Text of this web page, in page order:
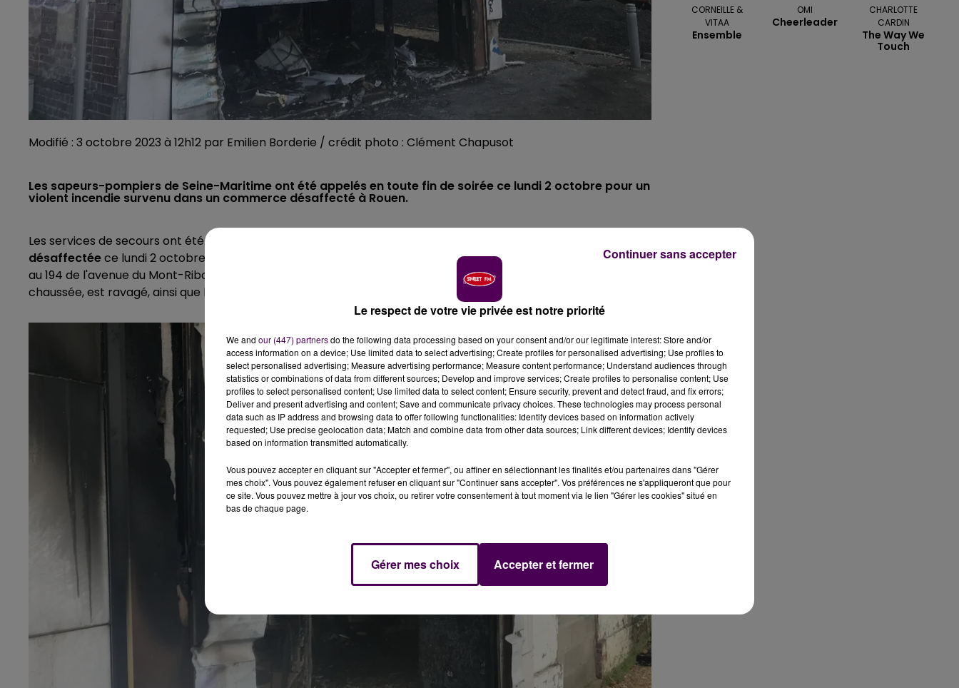
Modifié : 3 octobre 2023 à 12h12 par Emilien Borderie / crédit photo : Clément Chapusot
Les sapeurs-pompiers de Seine-Maritime ont été appelés en toute fin de soirée ce lundi 2 octobre pour un
violent incendie survenu dans un commerce désaffecté à Rouen.
Les services de secours ont été appelés à 22h43 précisément : un feu s'est déclaré
désaffectéece lundi 2 octobre à Rouen. Le sinistre,
selon les pompiers de Seine-Maritime, est survenu
au 194 de l'avenue du Mont-Riboudet, à l'angle formé avec la rue de Constantine : le commerce, au rez-de-
chaussée, est ravagé, ainsi que l'appartement situé à l'étage.
CORNEILLE &
VITAA
Ensemble
OMI
Cheerleader
CHARLOTTE
CARDIN
The Way We
Touch
Le respect de votre vie privée est notre priorité
We and our (447) partnersdo the following data processing based on your consent and/or our legitimate interest: Store and/or
access information on a device; Use limited data to select advertising; Create profiles for personalised advertising; Use profiles to
select personalised advertising; Measure advertising performance; Measure content performance; Understand audiences through
statistics or combinations of data from different sources; Develop and improve services; Create profiles to personalise content; Use
profiles to select personalised content; Use limited data to select content; Ensure security, prevent and detect fraud, and fix errors;
Deliver and present advertising and content; Save and communicate privacy choices. These technologies may process personal
data such as IP address and browsing data to offer following functionalities: Identify devices based on information actively
requested; Use precise geolocation data; Match and combine data from other data sources; Link different devices; Identify devices
based on information transmitted automatically.
Vous pouvez accepter en cliquant sur "Accepter et fermer", ou affiner en sélectionnant les finalités et/ou partenaires dans "Gérer
mes choix". Vous pouvez également refuser en cliquant sur "Continuer sans accepter". Vos préférences ne s'appliqueront que pour
ce site. Vous pouvez mettre à jour vos choix, ou retirer votre consentement à tout moment via le lien "Gérer les cookies" situé en
bas de chaque page.
Gérer mes choix Accepter et fermer
Continuer sans accepter